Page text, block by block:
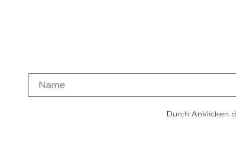
Durch Anklicken